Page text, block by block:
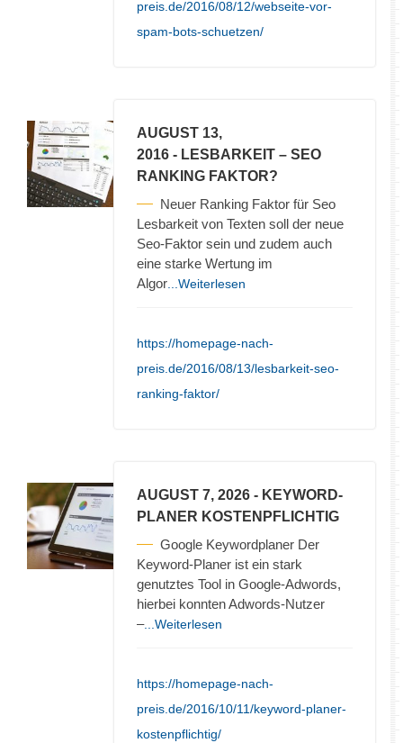
preis.de/2016/08/12/webseite-vor-
spam-bots-schuetzen/
AUGUST 13,
2016 - LESBARKEIT – SEO
RANKING FAKTOR?
Neuer Ranking Faktor für Seo
Lesbarkeit von Texten soll der neue
Seo-Faktor sein und zudem auch
eine starke Wertung im
Algor ...Weiterlesen
https://homepage-nach-
preis.de/2016/08/13/lesbarkeit-seo-
ranking-faktor/
AUGUST 7, 2026 - KEYWORD-
PLANER KOSTENPFLICHTIG
Google Keywordplaner Der
Keyword-Planer ist ein stark
genutztes Tool in Google-Adwords,
hierbei konnten Adwords-Nutzer
–...Weiterlesen
https://homepage-nach-
preis.de/2016/10/11/keyword-planer-
kostenpflichtig/